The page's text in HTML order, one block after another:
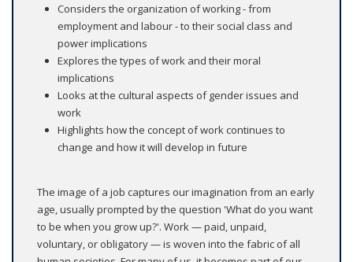
Considers the organization of working - from
employment and labour - to their social class and
power implications
Explores the types of work and their moral
implications
Looks at the cultural aspects of gender issues and
work
Highlights how the concept of work continues to
change and how it will develop in future
The image of a job captures our imagination from an early
age, usually prompted by the question 'What do you want
to be when you grow up?'. Work — paid, unpaid,
voluntary, or obligatory — is woven into the fabric of all